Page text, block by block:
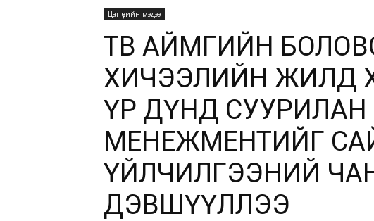
Цаг үеийн мэдээ
ТӨВ АЙМГИЙН
ХИЧЭЭЛИЙН ЖИЛД
ҮР ДҮНД
МЕНЕЖМЕНТИЙГ
ҮЙЛЧИЛГЭЭНИЙ
ДЭВШҮҮЛЛЭЭ